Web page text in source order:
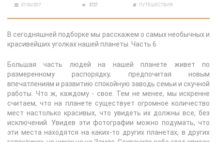
07/03/2017 3727 ПУТЕШЕСТВИЯ
В сегодняшней подборке мы расскажем о самых необычных и
красивейших уголках нашей планеты. Часть 6
Большая часть людей на нашей планете живет по
размеренному распорядку, предпочитая новым
впечатлениям и развитию спокойную заводь семьи и скучной
работы. Что ж, каждому - свое. Тем не менее, мы искренне
считаем, что на планете существует огромное количество
мест настолько красивых, что увидеть их должны все, без
исключений. Увидев эти фотографии можно подумать, что
эти места находятся на каких-то других планетах, в других